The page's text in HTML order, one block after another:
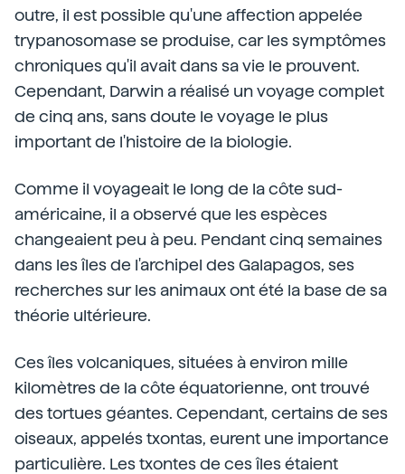
outre, il est possible qu'une affection appelée
trypanosomase se produise, car les symptômes
chroniques qu'il avait dans sa vie le prouvent.
Cependant, Darwin a réalisé un voyage complet
de cinq ans, sans doute le voyage le plus
important de l'histoire de la biologie.
Comme il voyageait le long de la côte sud-
américaine, il a observé que les espèces
changeaient peu à peu. Pendant cinq semaines
dans les îles de l'archipel des Galapagos, ses
recherches sur les animaux ont été la base de sa
théorie ultérieure.
Ces îles volcaniques, situées à environ mille
kilomètres de la côte équatorienne, ont trouvé
des tortues géantes. Cependant, certains de ses
oiseaux, appelés txontas, eurent une importance
particulière. Les txontes de ces îles étaient